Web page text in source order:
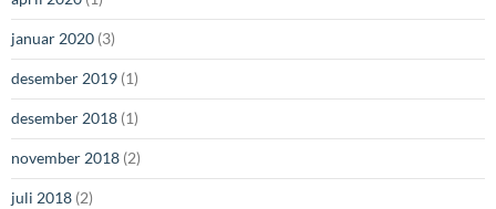
januar 2020 (3)
desember 2019 (1)
desember 2018 (1)
november 2018 (2)
juli 2018 (2)